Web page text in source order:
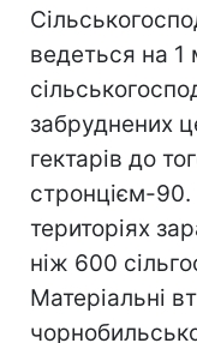
ведеться на 1
забруднених
гектарів до
стронцієм-
територіях
ніж 600
Матеріальні